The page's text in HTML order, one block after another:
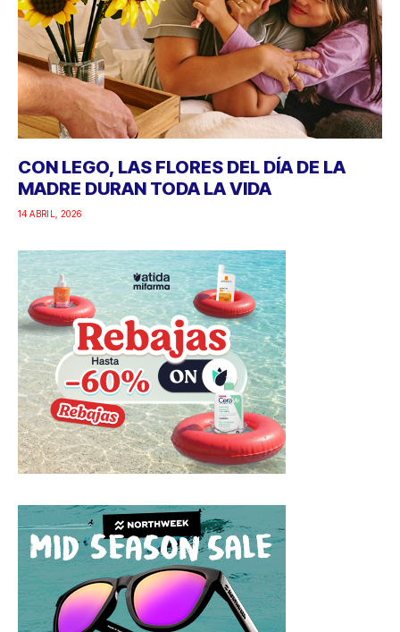
CON LEGO, LAS FLORES DEL DÍA DE LA
MADRE DURAN TODA LA VIDA
14 ABRIL, 2026